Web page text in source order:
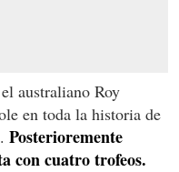
australiano Roy
en toda la historia de
Posterioremente
con cuatro trofeos.